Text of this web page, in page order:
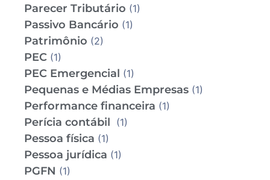
Parecer Tributário (1)
Passivo Bancário (1)
Patrimônio (2)
PEC (1)
PEC Emergencial (1)
Pequenas e Médias Empresas (1)
Performance financeira (1)
Perícia contábil (1)
Pessoa física (1)
Pessoa jurídica (1)
PGFN (1)